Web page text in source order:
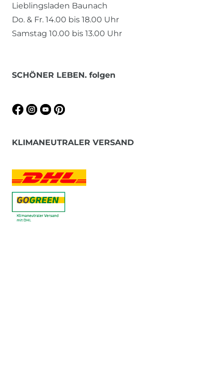
Lieblingsladen Baunach
Do. & Fr. 14.00 bis 18.00 Uhr
Samstag 10.00 bis 13.00 Uhr
SCHÖNER LEBEN. folgen
KLIMANEUTRALER VERSAND